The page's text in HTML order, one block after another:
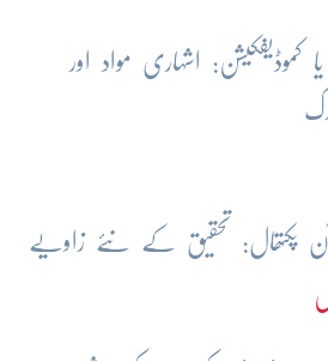
یا کموڈیفکیشن: اشہاری مواد اور
پکتھال: تحقیق کے نئے زاویے